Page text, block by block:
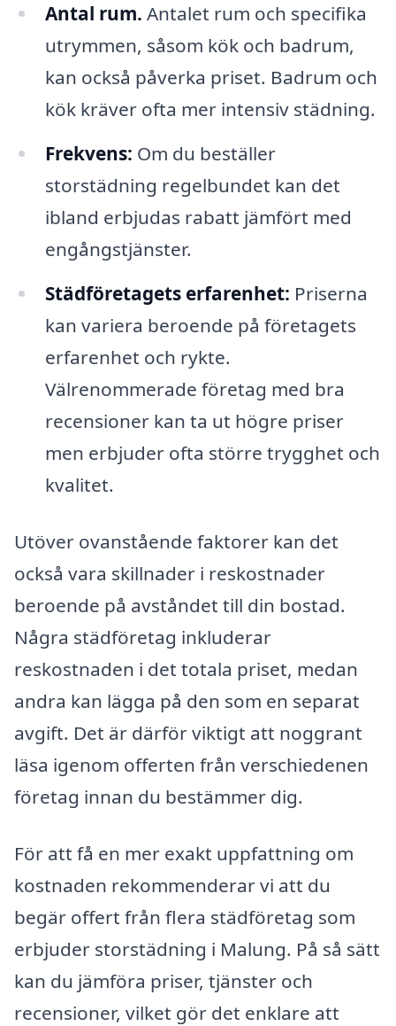
Antal rum. Antalet rum och specifika
utrymmen, såsom kök och badrum,
kan också påverka priset. Badrum och
kök kräver ofta mer intensiv städning.
Frekvens: Om du beställer
storstädning regelbundet kan det
ibland erbjudas rabatt jämfört med
engångstjänster.
Städföretagets erfarenhet: Priserna
kan variera beroende på företagets
erfarenhet och rykte.
Välrenommerade företag med bra
recensioner kan ta ut högre priser
men erbjuder ofta större trygghet och
kvalitet.
Utöver ovanstående faktorer kan det
också vara skillnader i reskostnader
beroende på avståndet till din bostad.
Några städföretag inkluderar
reskostnaden i det totala priset, medan
andra kan lägga på den som en separat
avgift. Det är därför viktigt att noggrant
läsa igenom offerten från verschiedenen
företag innan du bestämmer dig.
För att få en mer exakt uppfattning om
kostnaden rekommenderar vi att du
begär offert från flera städföretag som
erbjuder storstädning i Malung. På så sätt
kan du jämföra priser, tjänster och
recensioner, vilket gör det enklare att